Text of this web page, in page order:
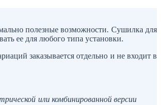
полезные возможности. Сушилка для
ее для любого типа установки.
заказывается отдельно и не входит в
или комбинированной версии